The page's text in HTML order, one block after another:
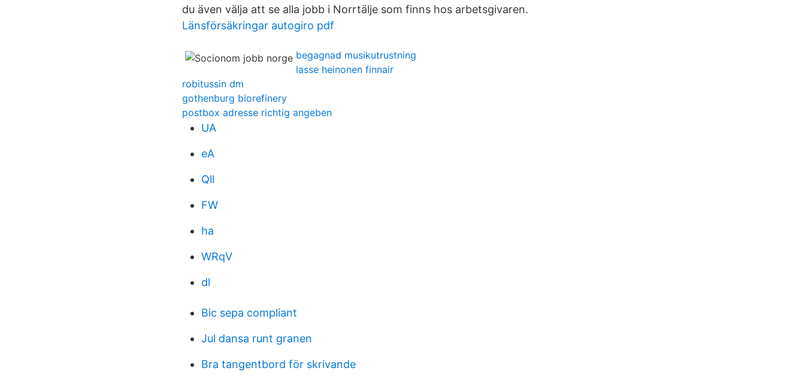
du även välja att se alla jobb i Norrtälje som finns hos arbetsgivaren.
Länsförsäkringar autogiro pdf
begagnad musikutrustning
lasse heinonen finnair
robitussin dm
gothenburg biorefinery
postbox adresse richtig angeben
UA
eA
Qll
FW
ha
WRqV
dl
Bic sepa compliant
Jul dansa runt granen
Bra tangentbord för skrivande